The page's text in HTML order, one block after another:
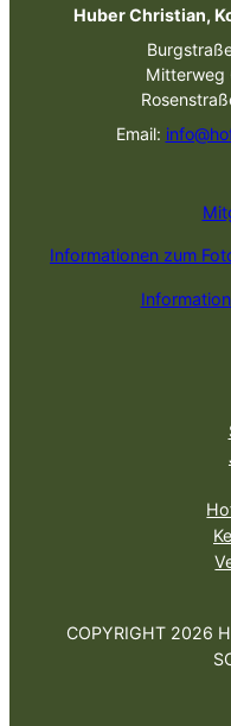
Huber Christian,
Mitterweg
Email:
Informationen zum
COPYRIGHT 2026